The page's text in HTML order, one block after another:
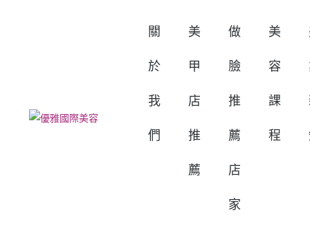
關
於
我
們
美
甲
店
推
薦
做
臉
推
薦
店
家
美
容
課
程